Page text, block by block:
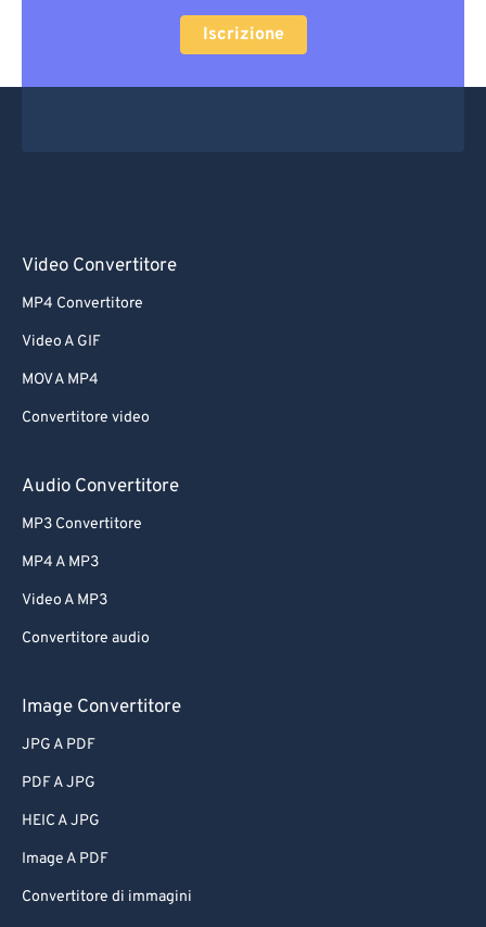
Iscrizione
Video Convertitore
MP4 Convertitore
Video A GIF
MOV A MP4
Convertitore video
Audio Convertitore
MP3 Convertitore
MP4 A MP3
Video A MP3
Convertitore audio
Image Convertitore
JPG A PDF
PDF A JPG
HEIC A JPG
Image A PDF
Convertitore di immagini